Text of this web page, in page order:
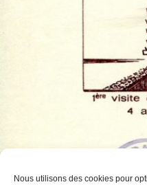
Nous utilisons des cookies pour